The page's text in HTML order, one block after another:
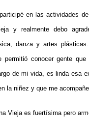
en las actividades
y realmente debo
danza y artes
permitió conocer gente
de mi vida, es linda esa
la niñez y que me
Vieja es fuertísima pero